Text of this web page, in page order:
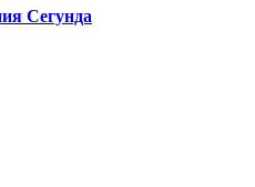
Сегунда